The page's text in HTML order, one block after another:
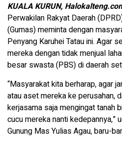
KUALA KURUN,
Perwakilan Rakyat Daerah
(Gumas) meminta dengan
Penyang Karuhei Tatau ini. Agar
mereka dengan tidak menjual
besar swasta (PBS) di daerah
“Masyarakat kita berharap, agar
atau aset mereka ke perusahan,
kerjasama saja mengingat tanah
cucu mereka nanti kedepannya,”
Gunung Mas Yulias Agau, baru-